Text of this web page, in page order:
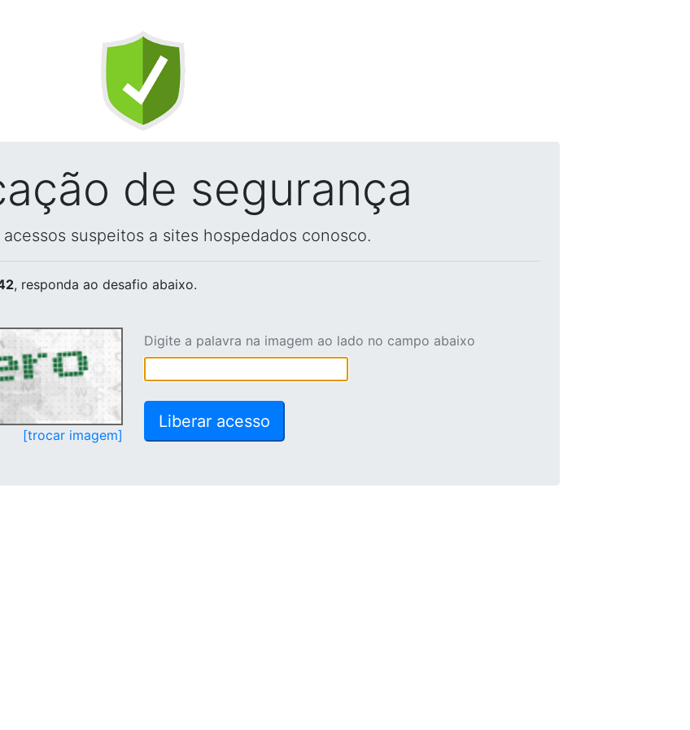
de segurança
suspeitos a sites hospedados conosco.
, responda ao desafio abaixo.
[trocar imagem]
Digite a palavra na imagem ao lado no campo abaixo